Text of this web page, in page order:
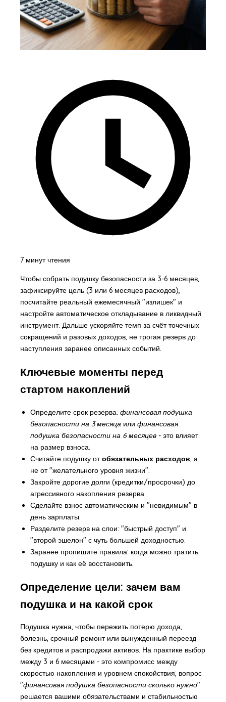
7 минут чтения
Чтобы собрать подушку безопасности за 3-6 месяцев,
зафиксируйте цель (3 или 6 месяцев расходов),
посчитайте реальный ежемесячный "излишек" и
настройте автоматическое откладывание в ликвидный
инструмент. Дальше ускоряйте темп за счёт точечных
сокращений и разовых доходов, не трогая резерв до
наступления заранее описанных событий.
Ключевые моменты перед
стартом накоплений
Определите срок резерва: финансовая подушка
безопасности на 3 месяца или финансовая
подушка безопасности на 6 месяцев- это влияет
на размер взноса.
Считайте подушку отобязательных расходов , а
не от "желательного уровня жизни".
Закройте дорогие долги (кредитки/просрочки) до
агрессивного накопления резерва.
Сделайте взнос автоматическим и "невидимым" в
день зарплаты.
Разделите резерв на слои: "быстрый доступ" и
"второй эшелон" с чуть большей доходностью.
Заранее пропишите правила: когда можно тратить
подушку и как её восстановить.
Определение цели: зачем вам
подушка и на какой срок
Подушка нужна, чтобы пережить потерю дохода,
болезнь, срочный ремонт или вынужденный переезд
без кредитов и распродажи активов. На практике выбор
между 3 и 6 месяцами - это компромисс между
скоростью накопления и уровнем спокойствия; вопрос
"финансовая подушка безопасности сколько нужно"
решается вашими обязательствами и стабильностью